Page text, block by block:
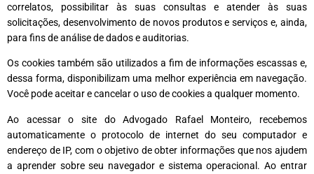
correlatos, possibilitar às suas consultas e atender às suas
solicitações, desenvolvimento de novos produtos e serviços e, ainda,
para fins de análise de dados e auditorias.
Os cookies também são utilizados a fim de informações escassas e,
dessa forma, disponibilizam uma melhor experiência em navegação.
Você pode aceitar e cancelar o uso de cookies a qualquer momento.
Ao acessar o site do Advogado Rafael Monteiro, recebemos
automaticamente o protocolo de internet do seu computador e
endereço de IP, com o objetivo de obter informações que nos ajudem
a aprender sobre seu navegador e sistema operacional. Ao entrar